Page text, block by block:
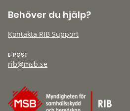
Behöver du hjälp?
Kontakta RIB Support
E-POST
rib@msb.se